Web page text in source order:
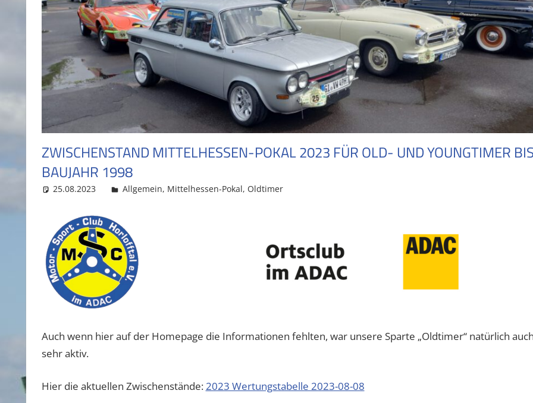
ZWISCHENSTAND MITTELHESSEN-POKAL 2023 FÜR OLD- UND YOUNGTIMER
BAUJAHR 1998
25.08.2023 MSC Admin
Allgemein, Mittelhessen-Pokal, Oldtimer
Auch wenn hier auf der Homepage die Informationen fehlten, war unsere Sparte „Oldtimer“ natürlich
sehr aktiv.
Hier die aktuellen Zwischenstände:2023 Wertungstabelle 2023-08-08